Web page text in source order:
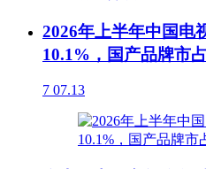
2026年上半年中国电
10.1%，国产品牌市
7 07.13